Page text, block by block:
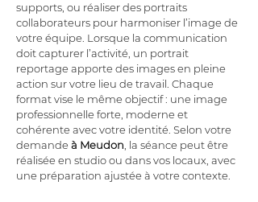
supports, ou réaliser des portraits
collaborateurs pour harmoniser l’image de
votre équipe. Lorsque la communication
doit capturer l’activité, un portrait
reportage apporte des images en pleine
action sur votre lieu de travail. Chaque
format vise le même objectif : une image
professionnelle forte, moderne et
cohérente avec votre identité. Selon votre
demande à Meudon , la séance peut être
réalisée en studio ou dans vos locaux, avec
une préparation ajustée à votre contexte.